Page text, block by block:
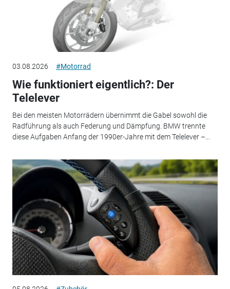
03.08.2026 #Motorrad
Wie funktioniert eigentlich?: Der
Telelever
Bei den meisten Motorrädern übernimmt die Gabel sowohl die
Radführung als auch Federung und Dämpfung. BMW trennte
diese Aufgaben Anfang der 1990er-Jahre mit dem Telelever –...